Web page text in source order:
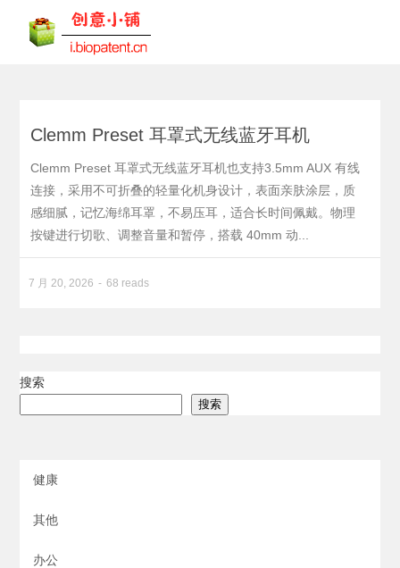
Clemm Preset 耳罩式无线蓝牙耳机
Clemm Preset 耳罩式无线蓝牙耳机也支持3.5mm AUX 有线
连接，采用不可折叠的轻量化机身设计，表面亲肤涂层，质
感细腻，记忆海绵耳罩，不易压耳，适合长时间佩戴。物理
按键进行切歌、调整音量和暂停，搭载 40mm 动...
7 月 20, 2026 68 reads
搜索
搜索
健康
其他
办公